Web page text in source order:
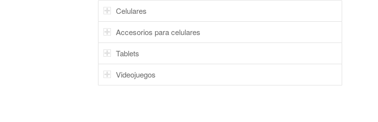
Celulares
Accesorios para celulares
Tablets
Videojuegos